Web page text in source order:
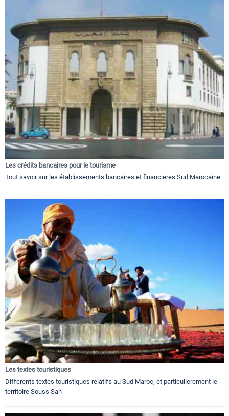
Les crédits bancaires pour le tourisme
Tout savoir sur les établissements bancaires et financieres Sud Marocaine
Les textes touristiques
Differents textes touristiques relatifs au Sud Maroc, et particulierement le
territoire Souss Sah